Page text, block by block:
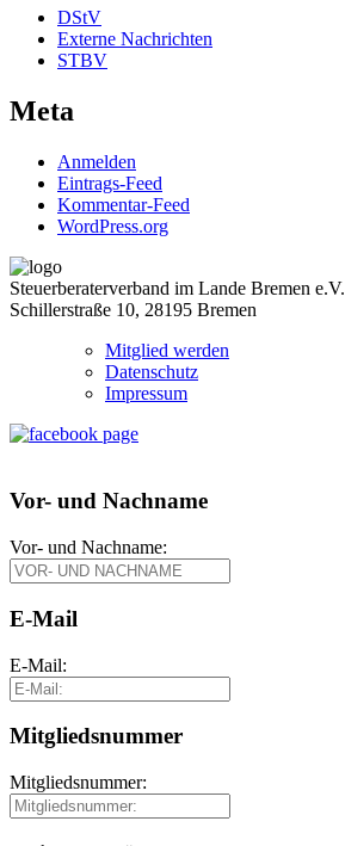
DStV
Externe Nachrichten
STBV
Meta
Anmelden
Eintrags-Feed
Kommentar-Feed
WordPress.org
Steuerberaterverband im Lande Bremen e.V.
Schillerstraße 10, 28195 Bremen
Mitglied werden
Datenschutz
Impressum
Vor- und Nachname
Vor- und Nachname:
E-Mail
E-Mail:
Mitgliedsnummer
Mitgliedsnummer: